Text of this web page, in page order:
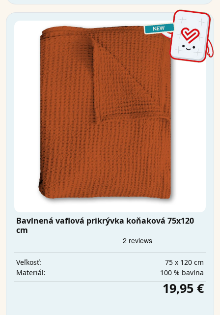
Bavlnená vaflová prikrývka koňaková 75x120
cm
Veľkosť:
75 x 120 cm
Materiál:
100 % bavlna
19,95 €